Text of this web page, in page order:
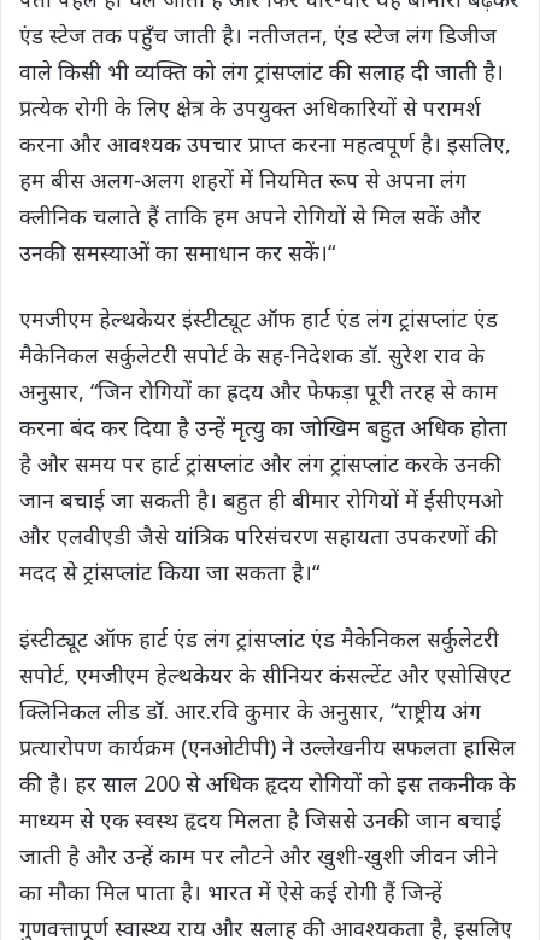
एंड स्टेज तक पहुँच जाती है। नतीजतन, एंड स्टेज लंग डिजीज
वाले किसी भी व्यक्ति को लंग ट्रांसप्लांट की सलाह दी जाती है।
प्रत्येक रोगी के लिए क्षेत्र के उपयुक्त अधिकारियों से परामर्श
करना और आवश्यक उपचार प्राप्त करना महत्वपूर्ण है। इसलिए,
हम बीस अलग-अलग शहरों में नियमित रूप से अपना लंग
क्लीनिक चलाते हैं ताकि हम अपने रोगियों से मिल सकें और
उनकी समस्याओं का समाधान कर सकें।“
एमजीएम हेल्थकेयर इंस्टीट्यूट ऑफ हार्ट एंड लंग ट्रांसप्लांट एंड
मैकेनिकल सर्कुलेटरी सपोर्ट के सह-निदेशक डॉ. सुरेश राव के
अनुसार, “जिन रोगियों का ह्रदय और फेफड़ा पूरी तरह से काम
करना बंद कर दिया है उन्हें मृत्यु का जोखिम बहुत अधिक होता
है और समय पर हार्ट ट्रांसप्लांट और लंग ट्रांसप्लांट करके उनकी
जान बचाई जा सकती है। बहुत ही बीमार रोगियों में ईसीएमओ
और एलवीएडी जैसे यांत्रिक परिसंचरण सहायता उपकरणों की
मदद से ट्रांसप्लांट किया जा सकता है।“
इंस्टीट्यूट ऑफ हार्ट एंड लंग ट्रांसप्लांट एंड मैकेनिकल सर्कुलेटरी
सपोर्ट, एमजीएम हेल्थकेयर के सीनियर कंसल्टेंट और एसोसिएट
क्लिनिकल लीड डॉ. आर.रवि कुमार के अनुसार, “राष्ट्रीय अंग
प्रत्यारोपण कार्यक्रम (एनओटीपी) ने उल्लेखनीय सफलता हासिल
की है। हर साल 200 से अधिक हृदय रोगियों को इस तकनीक के
माध्यम से एक स्वस्थ हृदय मिलता है जिससे उनकी जान बचाई
जाती है और उन्हें काम पर लौटने और खुशी-खुशी जीवन जीने
का मौका मिल पाता है। भारत में ऐसे कई रोगी हैं जिन्हें
गुणवत्तापूर्ण स्वास्थ्य राय और सलाह की आवश्यकता है, इसलिए